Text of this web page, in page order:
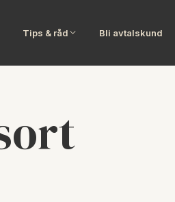
Tips & råd Bli avtalskund